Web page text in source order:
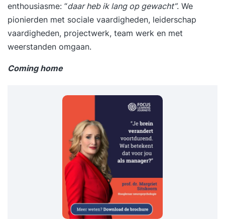
enthousiasme: “daar heb ik lang op gewacht”. We
pionierden met sociale vaardigheden, leiderschap
vaardigheden, projectwerk, team werk en met
weerstanden omgaan.
Coming home